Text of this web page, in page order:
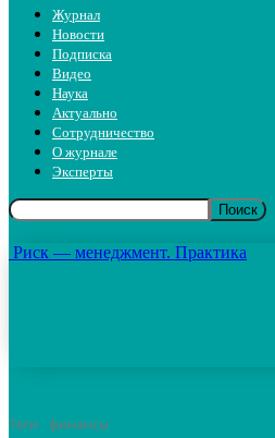
Журнал
Новости
Подписка
Видео
Наука
Актуально
Сотрудничество
О журнале
Эксперты
Риск — менеджмент. Практика
Теги финансы